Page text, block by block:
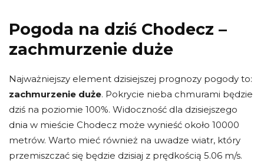
Pogoda na dziś Chodecz –
zachmurzenie duże
Najważniejszy element dzisiejszej prognozy pogody to:
zachmurzenie duże. Pokrycie nieba chmurami będzie
dziś na poziomie 100%. Widoczność dla dzisiejszego
dnia w mieście Chodecz może wynieść około 10000
metrów. Warto mieć również na uwadze wiatr, który
przemiszczać się będzie dzisiaj z prędkością 5.06 m/s.